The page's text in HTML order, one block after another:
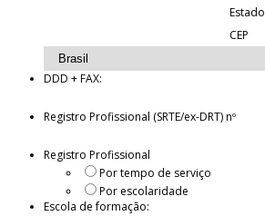
Estado
CEP
DDD + FAX:
Registro Profissional (SRTE/ex-DRT) nº
Registro Profissional
Por tempo de serviço
Por escolaridade
Escola de formação: